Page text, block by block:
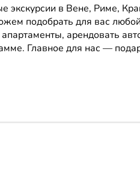
экскурсии в Вене, Риме,
подобрать для вас
арендовать
Главное для нас —